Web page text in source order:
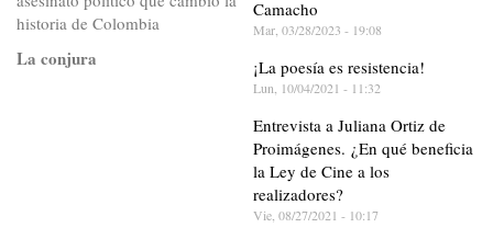
historia de Colombia
La conjura
Camacho
Mar, 03/28/2023 - 19:08
¡La poesía es resistencia!
Lun, 10/04/2021 - 11:32
Entrevista a Juliana Ortiz de
Proimágenes. ¿En qué beneficia
la Ley de Cine a los
realizadores?
Vie, 08/27/2021 - 10:17